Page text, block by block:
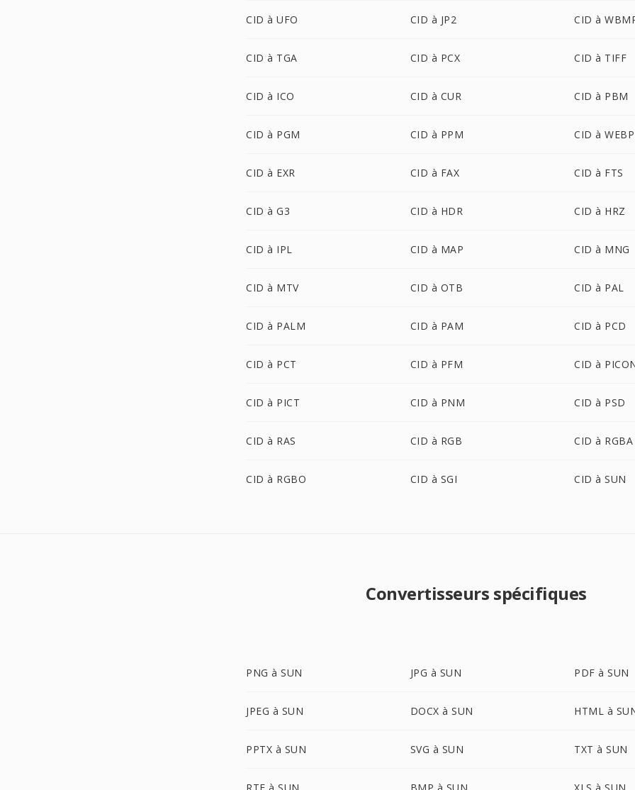
CID à UFO CID à JP2 CID à
CID à TGA CID à PCX CID à TIFF
CID à ICO CID à CUR CID à PBM
CID à PGM CID à PPM CID à WEBP
CID à EXR CID à FAX CID à FTS
CID à G3 CID à HDR CID à HRZ
CID à IPL CID à MAP CID à MNG
CID à MTV CID à OTB CID à PAL
CID à PALM CID à PAM CID à PCD
CID à PCT CID à PFM CID à
CID à PICT CID à PNM CID à PSD
CID à RAS CID à RGB CID à RGBA
CID à RGBO CID à SGI CID à SUN
Convertisseurs spécifiques
PNG à SUN JPG à SUN PDF à SUN
JPEG à SUN DOCX à SUN HTML à
PPTX à SUN SVG à SUN TXT à SUN